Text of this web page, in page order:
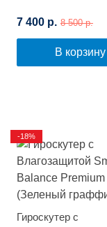
7 400 р. 8 500 р.
В корзину
Гироскутер с
-18%